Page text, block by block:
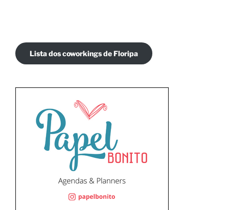
Lista dos coworkings de Floripa